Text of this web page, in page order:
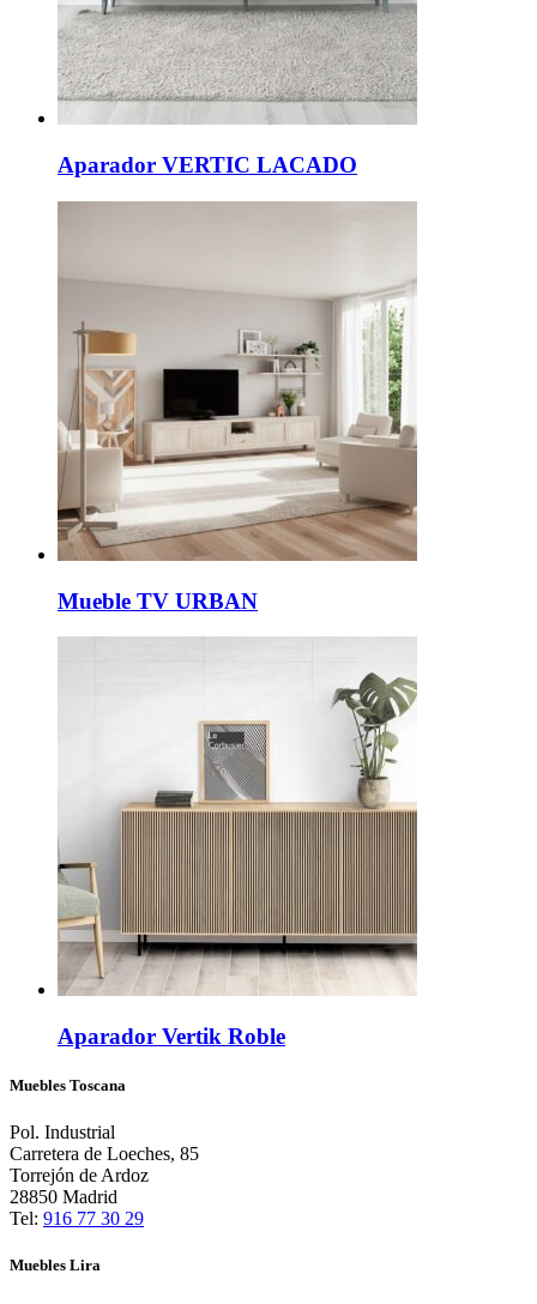
Aparador VERTIC LACADO
Mueble TV URBAN
Aparador Vertik Roble
Muebles Toscana
Pol. Industrial
Carretera de Loeches, 85
Torrejón de Ardoz
28850 Madrid
Tel: 916 77 30 29
Muebles Lira